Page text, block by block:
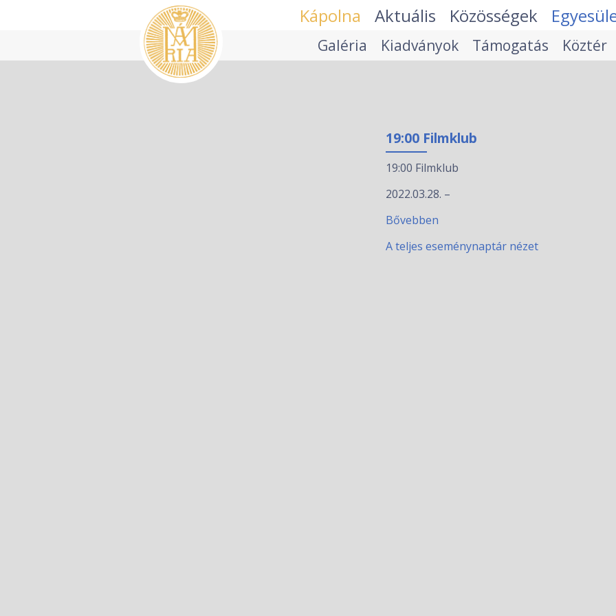
Kápolna Aktuális Közösségek
Galéria Kiadványok Támogatás Köztér
19:00 Filmklub
19:00 Filmklub
2022.03.28. –
Bővebben
A teljes eseménynaptár nézet